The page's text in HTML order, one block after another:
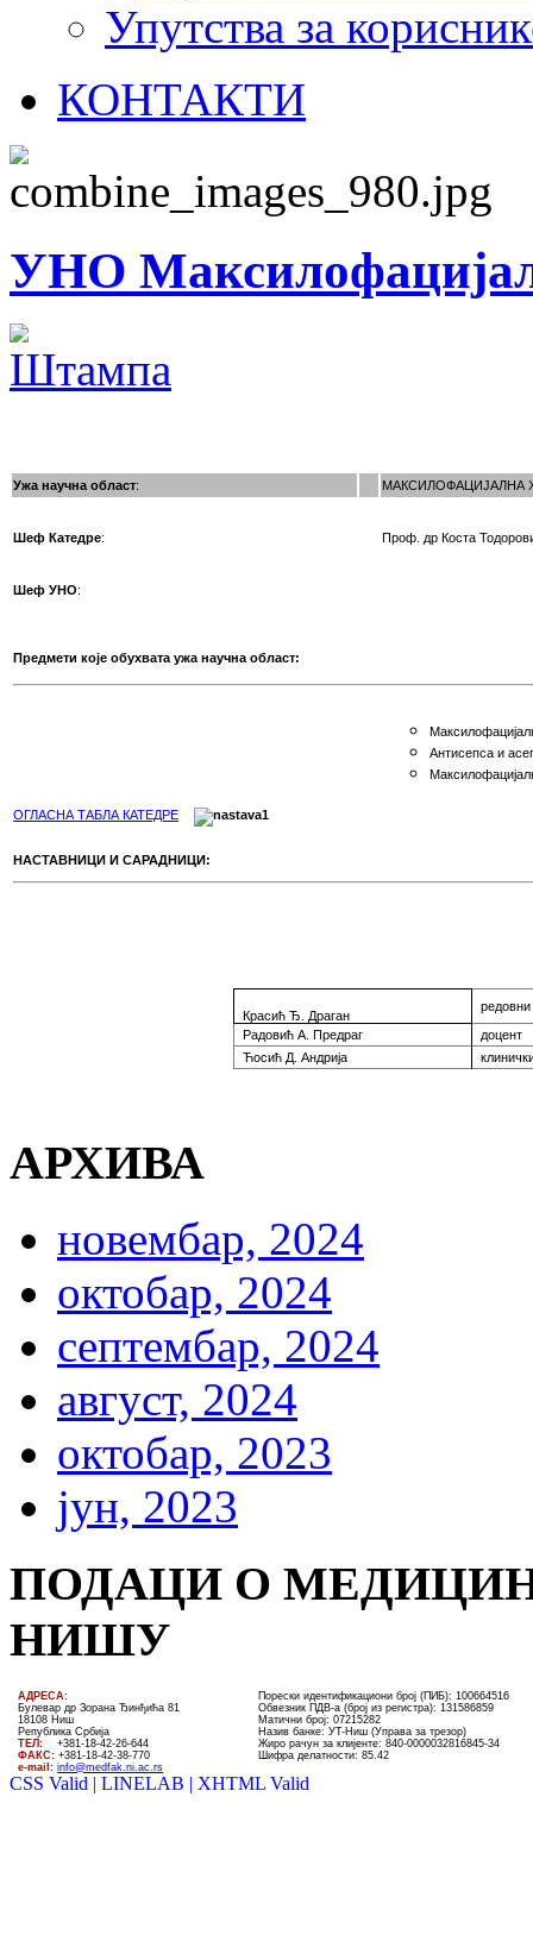
Упутства за
КОНТАКТИ
УНО
Ужа научна област: МАКСИЛОФАЦИЈАЛНА
Шеф Катедре: Проф. др Коста
Шеф УНО:
Предмети које обухвата ужа научна област:
Антисепса и
ОГЛАСНА ТАБЛА КАТЕДРЕ
НАСТАВНИЦИ И САРАДНИЦИ:
Красић Ђ. Драган
Радовић А. Предраг
доцент
Ћосић Д. Андрија
АРХИВА
новембар, 2024
октобар, 2024
септембар, 2024
август, 2024
октобар, 2023
јун, 2023
ПОДАЦИ О
НИШУ
AДРЕСА:
Булевар др Зорана Ђинђића 81
18108 Ниш
Република Србија
ТЕЛ: +381-18-42-26-644
ФАКС: +381-18-42-38-770
e-mail: info@medfak.ni.ac.rs
Порески идентификациони број (ПИБ): 100664516
Обвезник ПДВ-а (број из регистра): 131586859
Матични број: 07215282
Назив банке: УT-Ниш (Управа за трезор)
Жиро рачун за клијенте:840-0000032816845-34
Шифра делатности: 85.42
CSS Valid | LINELAB | XHTML Valid